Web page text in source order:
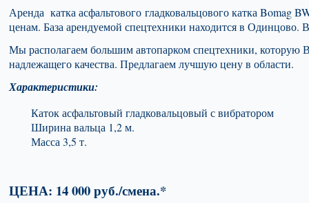
Аренда катка асфальтового гладковальцового катка
ценам. База арендуемой спецтехники находится в Одинцово.
Мы располагаем большим автопарком спецтехники, которую
надлежащего качества. Предлагаем лучшую цену в области.
Характеристики:
Каток асфальтовый гладковальцовый с вибратором
Ширина вальца 1,2 м.
Масса 3,5 т.
ЦЕНА: 14 000 руб./смена.*